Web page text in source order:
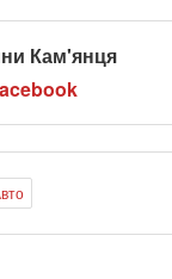
Кам'янця